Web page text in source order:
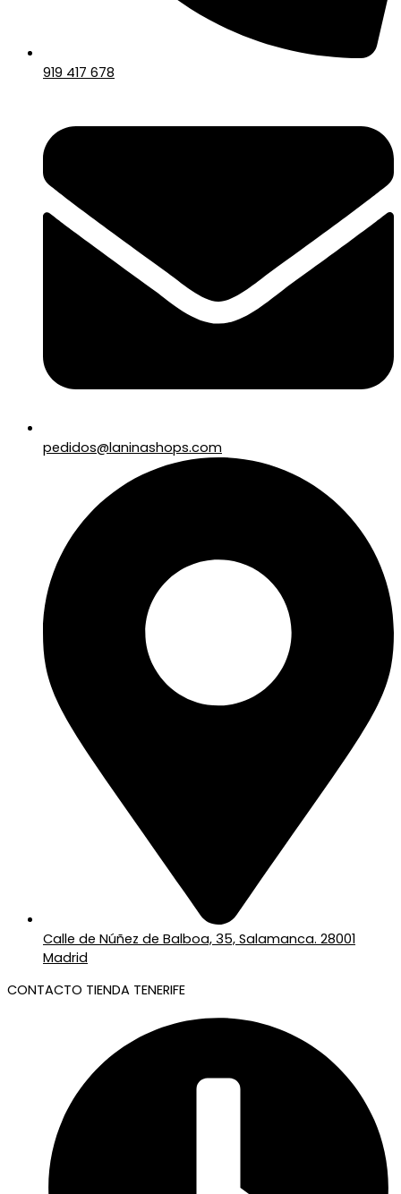
919 417 678
pedidos@laninashops.com
Calle de Núñez de Balboa, 35, Salamanca. 28001
Madrid
CONTACTO TIENDA TENERIFE